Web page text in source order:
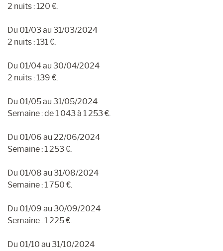
2 nuits : 120 €.
Du 01/03 au 31/03/2024
2 nuits : 131 €.
Du 01/04 au 30/04/2024
2 nuits : 139 €.
Du 01/05 au 31/05/2024
Semaine : de 1 043 à 1 253 €.
Du 01/06 au 22/06/2024
Semaine : 1 253 €.
Du 01/08 au 31/08/2024
Semaine : 1 750 €.
Du 01/09 au 30/09/2024
Semaine : 1 225 €.
Du 01/10 au 31/10/2024